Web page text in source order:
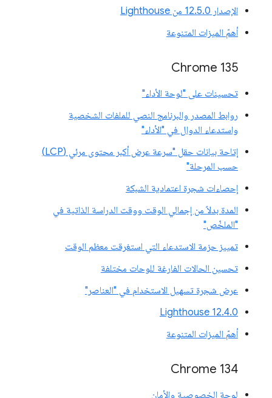
الإصدار 12.5.0 من Lighthouse
أهمّ الميزات المتنوعة
Chrome 135
تحسينات على "لوحة الأداء"
روابط المصدر والبرنامج النصي للملفات الشخصية
واستدعاء الدوال في "الأداء"
إتاحة بيانات حقل "سرعة عرض أكبر محتوى مرئي (LCP)
حسب المرحلة"
إحصاءات شجرة اعتمادية الشبكة
المدة بدلاً من إجمالي الوقت ووقت الدراسة الذاتية في
"الملخّص"
تمييز حزمة الاستدعاء التي استغرقت معظم الوقت
تحسين الحالات الفارغة للوحات مختلفة
عرض شجرة تسهيل الاستخدام في "العناصر"
‫Lighthouse 12.4.0
أهمّ الميزات المتنوعة
‫Chrome 134
لوحة الخصوصية والأمان